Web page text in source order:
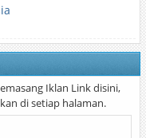
Iklan Link disini,
di setiap halaman.